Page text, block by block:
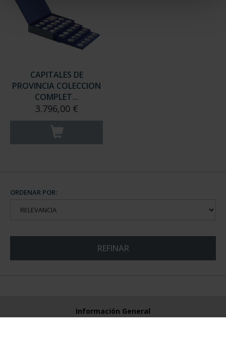
CAPITALES DE
PROVINCIA COLECCION
COMPLET...
3.796,00 €
ORDENAR POR:
REFINAR
Información General